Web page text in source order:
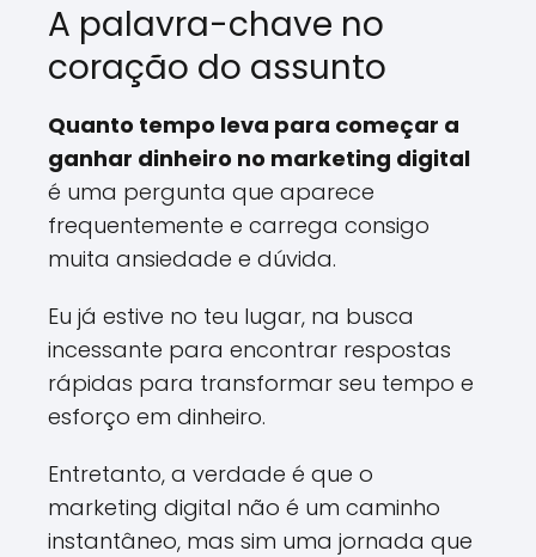
A palavra-chave no
coração do assunto
Quanto tempo leva para começar a
ganhar dinheiro no marketing digital
é uma pergunta que aparece
frequentemente e carrega consigo
muita ansiedade e dúvida.
Eu já estive no teu lugar, na busca
incessante para encontrar respostas
rápidas para transformar seu tempo e
esforço em dinheiro.
Entretanto, a verdade é que o
marketing digital não é um caminho
instantâneo, mas sim uma jornada que